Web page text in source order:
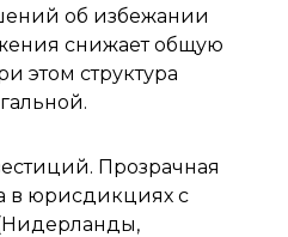
об избежании
снижает общую
этом структура
Прозрачная
в юрисдикциях с